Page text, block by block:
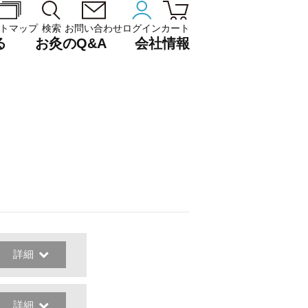
マップ 検索 お問い合わせログインカート
お灸のQ&A 会社情報
詳細
詳細